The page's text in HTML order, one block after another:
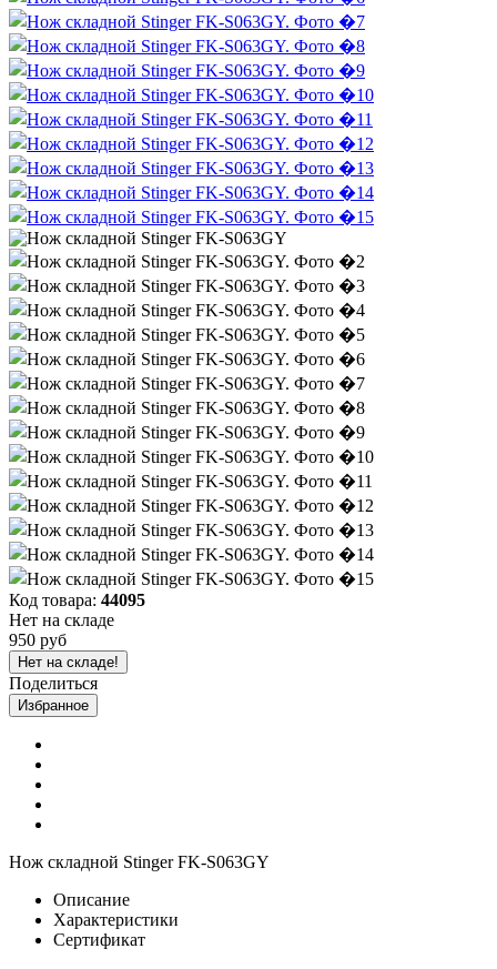
Код товара: 44095
Нет на складе
950 руб
Нет на складе!
Поделиться
Избранное
Нож складной Stinger FK-S063GY
Описание
Характеристики
Сертификат